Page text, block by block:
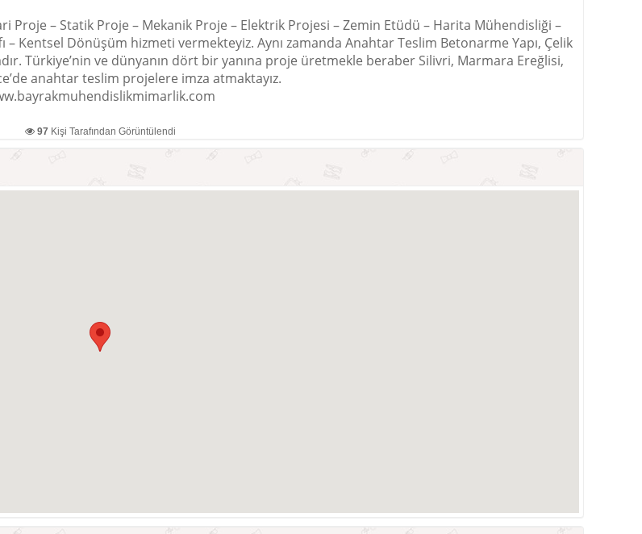
Proje – Statik Proje – Mekanik Proje – Elektrik Projesi – Zemin Etüdü – Harita Mühendisliği –
– Kentsel Dönüşüm hizmeti vermekteyiz. Aynı zamanda Anahtar Teslim Betonarme Yapı, Çelik
Türkiye’nin ve dünyanın dört bir yanına proje üretmekle beraber Silivri, Marmara Ereğlisi,
anahtar teslim projelere imza atmaktayız.
97 Kişi Tarafından Görüntülendi